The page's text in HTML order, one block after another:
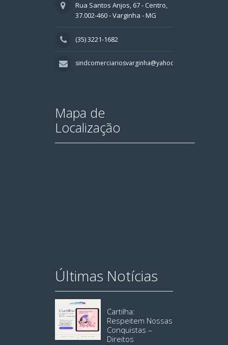
Rua Santos Anjos, 67 - Centro,
37.002-460 - Varginha - MG
(35) 3221-1682
sindcomerciariosvarginha@yahoo.com.br
Mapa de
Localização
Últimas Notícias
Cartilha:
Respeitem Nossas
Conquistas –
Direitos